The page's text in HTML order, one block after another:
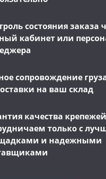
состояния заказа
кабинет или
сопровождение
на ваш склад
качества
только с
и надежными